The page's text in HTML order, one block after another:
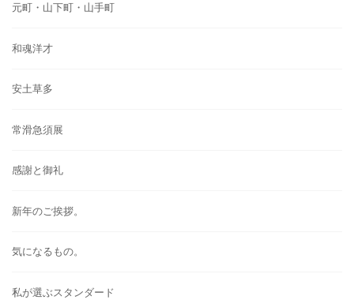
元町・山下町・山手町
和魂洋才
安土草多
常滑急須展
感謝と御礼
新年のご挨拶。
気になるもの。
私が選ぶスタンダード